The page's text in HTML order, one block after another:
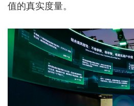
值的真实度量。